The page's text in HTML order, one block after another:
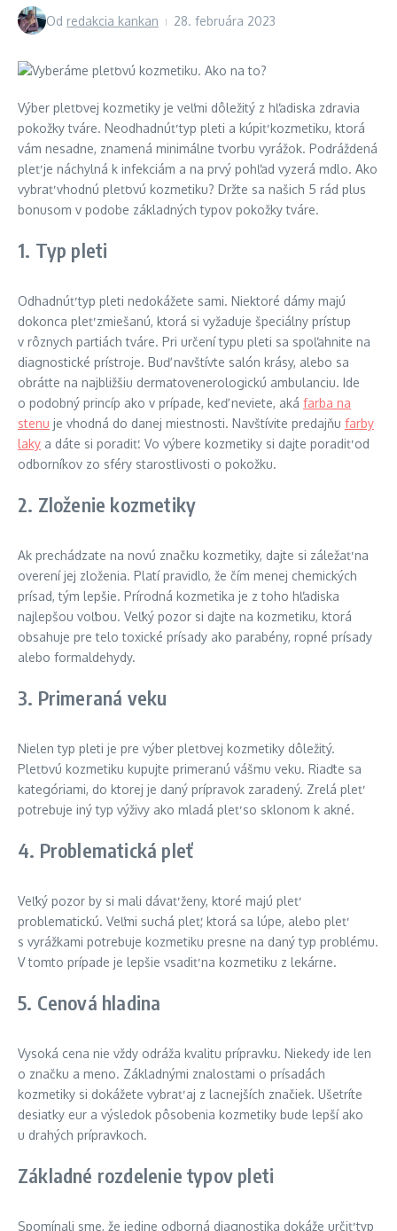
Od redakcia kankan 28. februára 2023
Výber pleťovej kozmetiky je veľmi dôležitý z hľadiska zdravia
pokožky tváre. Neodhadnúť typ pleti a kúpiť kozmetiku, ktorá
vám nesadne, znamená minimálne tvorbu vyrážok. Podráždená
pleť je náchylná k infekciám a na prvý pohľad vyzerá mdlo. Ako
vybrať vhodnú pleťovú kozmetiku? Držte sa našich 5 rád plus
bonusom v podobe základných typov pokožky tváre.
1. Typ pleti
Odhadnúť typ pleti nedokážete sami. Niektoré dámy majú
dokonca pleť zmiešanú, ktorá si vyžaduje špeciálny prístup
v rôznych partiách tváre. Pri určení typu pleti sa spoľahnite na
diagnostické prístroje. Buď navštívte salón krásy, alebo sa
obráťte na najbližšiu dermatovenerologickú ambulanciu. Ide
o podobný princíp ako v prípade, keď neviete, aká farba na
stenu je vhodná do danej miestnosti. Navštívite predajňu farby
laky a dáte si poradiť. Vo výbere kozmetiky si dajte poradiť od
odborníkov zo sféry starostlivosti o pokožku.
2. Zloženie kozmetiky
Ak prechádzate na novú značku kozmetiky, dajte si záležať na
overení jej zloženia. Platí pravidlo, že čím menej chemických
prísad, tým lepšie. Prírodná kozmetika je z toho hľadiska
najlepšou voľbou. Veľký pozor si dajte na kozmetiku, ktorá
obsahuje pre telo toxické prísady ako parabény, ropné prísady
alebo formaldehydy.
3. Primeraná veku
Nielen typ pleti je pre výber pleťovej kozmetiky dôležitý.
Pleťovú kozmetiku kupujte primeranú vášmu veku. Riaďte sa
kategóriami, do ktorej je daný prípravok zaradený. Zrelá pleť
potrebuje iný typ výživy ako mladá pleť so sklonom k akné.
4. Problematická pleť
Veľký pozor by si mali dávať ženy, ktoré majú pleť
problematickú. Veľmi suchá pleť, ktorá sa lúpe, alebo pleť
s vyrážkami potrebuje kozmetiku presne na daný typ problému.
V tomto prípade je lepšie vsadiť na kozmetiku z lekárne.
5. Cenová hladina
Vysoká cena nie vždy odráža kvalitu prípravku. Niekedy ide len
o značku a meno. Základnými znalosťami o prísadách
kozmetiky si dokážete vybrať aj z lacnejších značiek. Ušetríte
desiatky eur a výsledok pôsobenia kozmetiky bude lepší ako
u drahých prípravkoch.
Základné rozdelenie typov pleti
Spomínali sme, že jedine odborná diagnostika dokáže určiť typ